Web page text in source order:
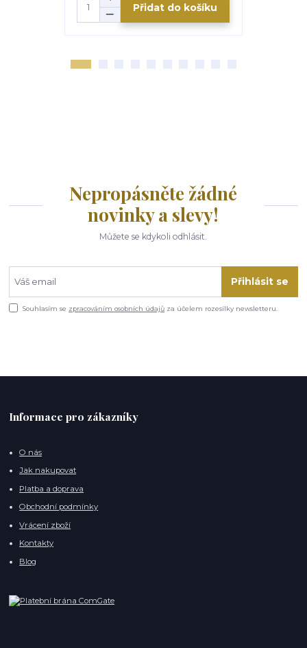
Přidat do košíku
Nepropásněte žádné
novinky a slevy!
Můžete se kdykoli odhlásit.
Přihlásit se
Souhlasím se zpracováním osobních údajů za účelem rozesílky newsletteru.
Informace pro zákazníky
O nás
Jak nakupovat
Platba a doprava
Obchodní podmínky
Vrácení zboží
Kontakty
Blog